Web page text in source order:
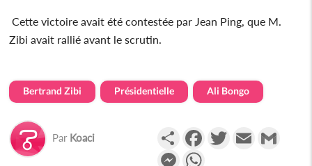
Cette victoire avait été contestée par Jean Ping, que M.
Zibi avait rallié avant le scrutin.
Bertrand Zibi Présidentielle Ali Bongo
Par Koaci PartagerFacebookTwitterEmail
Messenger